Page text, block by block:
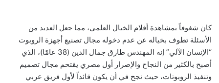
كان شغوفاً بمشاهدة أفلام الخيال العلمي، مما جعل العديد من
الأسئلة تطوف بخياله عن عدم دخوله مجال تصنيع أجهزة الروبوت
“الإنسان الآلي” إنه المهندس طارق جمال الدين (38 عامًا)، الذي
أصبح بالكثير من النجاح والإصرار أول مصري يقتحم مجال تصميم
وتنفيذ الروبوتات، حيث نجح في أن يكون قائداً لأول فريق عربي